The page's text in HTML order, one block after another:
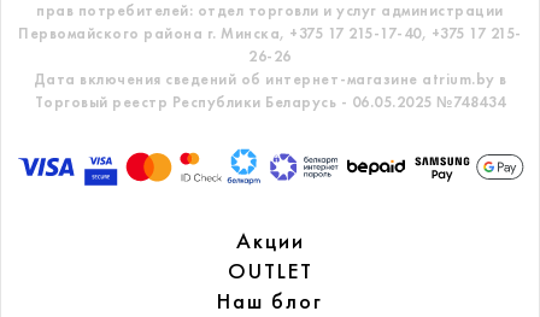
прав потребителей: отдел торговли и услуг администрации
Первомайского района г. Минска, +375 17 215-17-40, +375 17 215-
26-26
Дата включения сведений об интернет-магазине atrium.by в
Торговый реестр Республики Беларусь - 06.05.2025 №748434
Акции
OUTLET
Наш блог